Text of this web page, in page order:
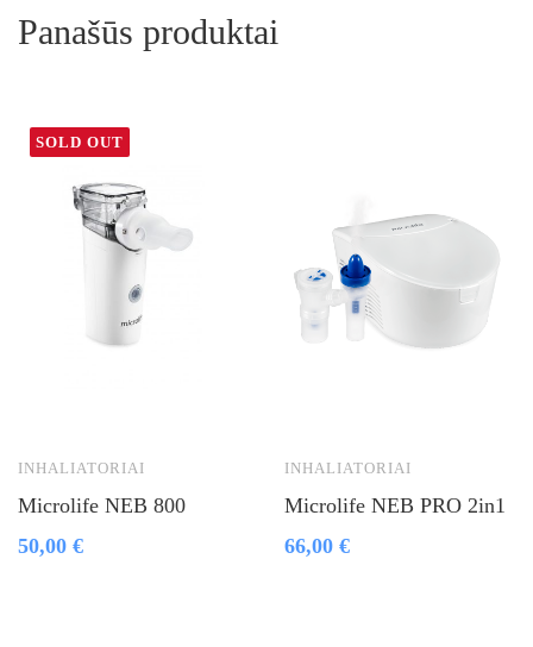
Panašūs produktai
SOLD OUT
INHALIATORIAI
Microlife NEB 800
50,00 €
INHALIATORIAI
Microlife NEB PRO 2in1
66,00 €